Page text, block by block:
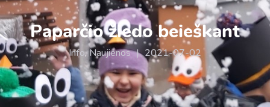
Paparčio žiedo beieškant
Info,Naujienos | 2021-07-02